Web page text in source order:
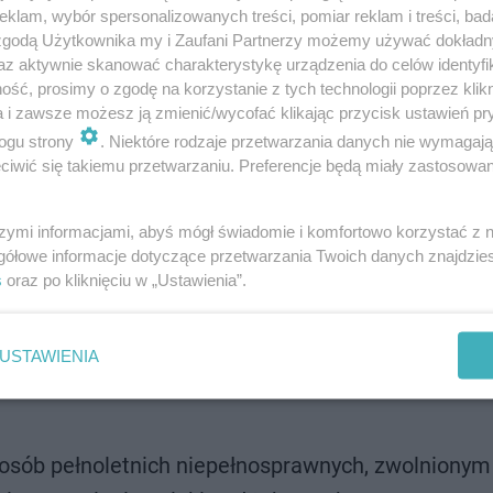
Kto z niego skorzysta? [ZASADY]
zamknięcia lub ograniczonego
lub umiarkowanym stopniu
kształcenia specjalnego.
pełnoletnich niepełnosprawnych,
wybór spersonalizowanych treści, pomiar reklam i treści,
Użytkownika my i Zaufani Partnerzy możemy używać
aktywnie skanować charakterystykę urządzenia do celów
prosimy o zgodę na korzystanie z tych technologii poprzez
i zawsze możesz ją zmienić/wycofać klikając przycisk ustawień
strony
. Niektóre rodzaje przetwarzania danych nie
się takiemu przetwarzaniu. Preferencje będą miały
informacjami, abyś mógł świadomie i komfortowo korzystać z
informacje dotyczące przetwarzania Twoich danych
oraz po kliknięciu w „Ustawienia”.
USTAWIENIA